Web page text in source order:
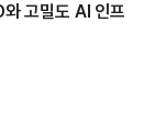
고밀도 AI 인프